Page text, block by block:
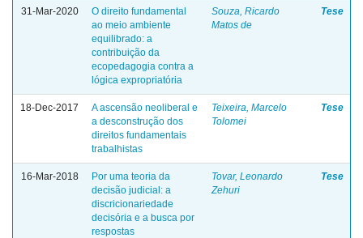
31-Mar-2020
O direito fundamental
ao meio ambiente
equilibrado: a
contribuição da
ecopedagogia contra a
lógica expropriatória
Souza, Ricardo
Matos de
Tese
18-Dec-2017
A ascensão neoliberal e
a desconstrução dos
direitos fundamentais
trabalhistas
Teixeira, Marcelo
Tolomei
Tese
16-Mar-2018
Por uma teoria da
decisão judicial: a
discricionariedade
decisória e a busca por
respostas
Tovar, Leonardo
Zehuri
Tese